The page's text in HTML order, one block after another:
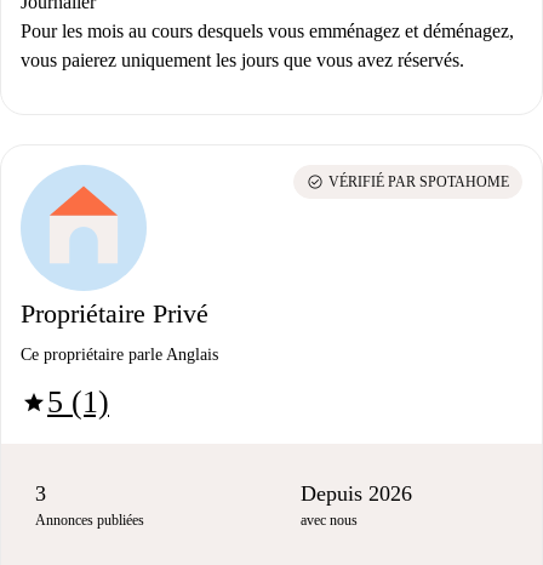
Pour les mois au cours desquels vous emménagez et déménagez,
vous paierez uniquement les jours que vous avez réservés.
Propriétaire Privé
Ce propriétaire parle Anglais
star5 (1)
check_circle VÉRIFIÉ PAR SPOTAHOME
3
Annonces publiées
Depuis 2026
avec nous